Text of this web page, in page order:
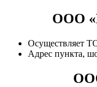
ООО
Осуществляет
Адрес пункта,